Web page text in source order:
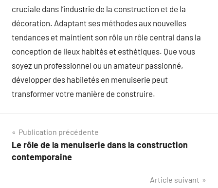
cruciale dans l’industrie de la construction et de la
décoration. Adaptant ses méthodes aux nouvelles
tendances et maintient son rôle un rôle central dans la
conception de lieux habités et esthétiques. Que vous
soyez un professionnel ou un amateur passionné,
développer des habiletés en menuiserie peut
transformer votre manière de construire.
Navigation
de
Publication précédente
Le rôle de la menuiserie dans la construction
contemporaine
Article suivant